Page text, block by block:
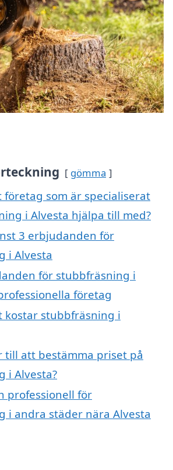
gömma
företag som är specialiserat
i Alvesta hjälpa till med?
3 erbjudanden för
i Alvesta
för stubbfräsning i
företag
kostar stubbfräsning i
till att bestämma priset på
i Alvesta?
professionell för
i andra städer nära Alvesta